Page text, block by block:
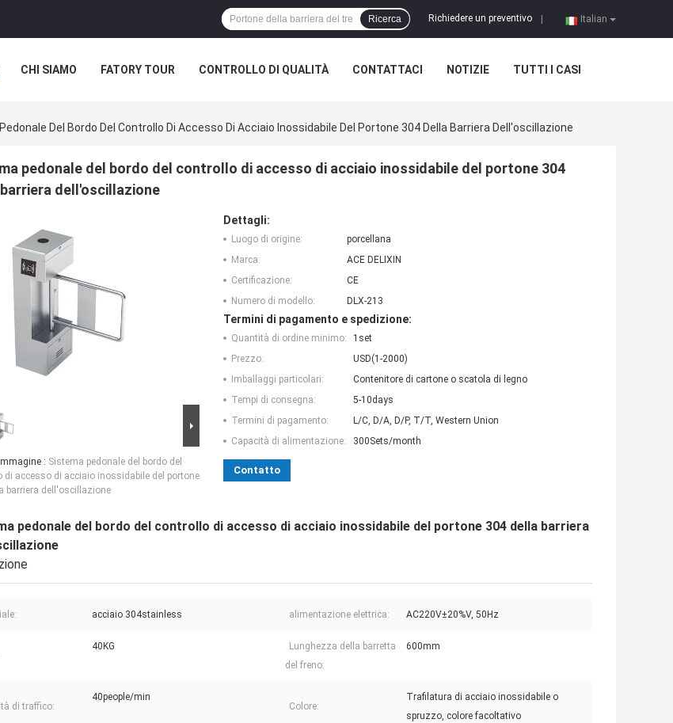
Italian
Richiedere un preventivo
Ricerca
CHI SIAMO FATORY TOUR CONTROLLO DI QUALITÀ CONTATTACI NOTIZIE TUTTI I CASI
Del Bordo Del Controllo Di Accesso Di Acciaio Inossidabile Del Portone 304 Della Barriera Dell'oscillazione
pedonale del bordo del controllo di accesso di acciaio inossidabile del portone 304
dell'oscillazione
: Sistema pedonale del bordo del
di accesso di acciaio inossidabile del portone
barriera dell'oscillazione
Dettagli:
Luogo di origine:
porcellana
Marca:
ACE DELIXIN
Certificazione:
CE
Numero di modello:
DLX-213
Termini di pagamento e spedizione:
Quantità di ordine minimo:
1set
Prezzo:
USD(1-2000)
Imballaggi particolari:
Contenitore di cartone o scatola di legno
Tempi di consegna:
5-10days
Termini di pagamento:
L/C, D/A, D/P, T/T, Western Union
Capacità di alimentazione:
300Sets/month
Contatto
pedonale del bordo del controllo di accesso di acciaio inossidabile del portone 304 della barriera
acciaio 304stainless alimentazione elettrica: AC220V±20%V, 50Hz
40KG
Lunghezza della barretta
del freno:
600mm
di traffico:
40people/min
Colore:
Trafilatura di acciaio inossidabile o
spruzzo, colore facoltativo